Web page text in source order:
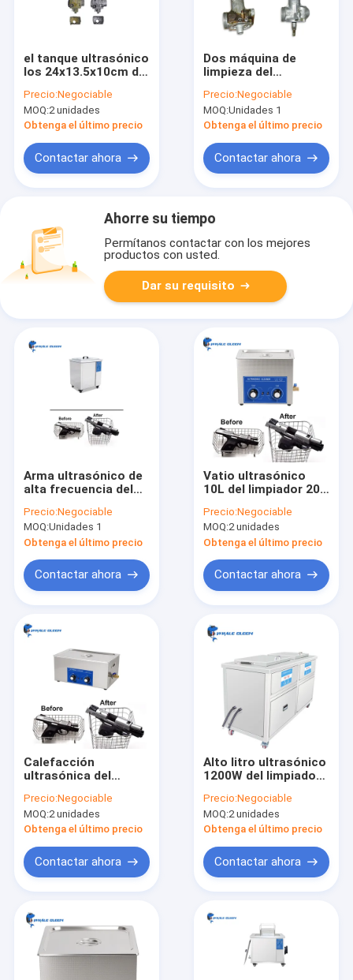
Productos
Demostración de VR
el tanque ultrasónico
los 24x13.5x10cm del
SUS304 del
carburador 3200ml
Precio:Negociable
MOQ:2 unidades
Obtenga el último precio
Contactar ahora
Dos máquina de
limpieza del
tanque del
carburador
ultrasónico del
Precio:Negociable
MOQ:Unidades 1
Obtenga el último precio
Contactar ahora
Ahorre su tiempo
Permítanos contactar con los mejores
productos con usted.
Dar su requisito
Arma ultrasónico de
alta frecuencia del
armas de fuego que
limpia la máquina
ultrasónica
Precio:Negociable
MOQ:Unidades 1
Obtenga el último precio
Contactar ahora
Vatio ultrasónico
10L del limpiador 200
contador de tiempo
mecánico para el
arma de la mano
Precio:Negociable
MOQ:2 unidades
Obtenga el último precio
Contactar ahora
Calefacción
ultrasónica del
400Watt Digitaces de
las piezas del arma
del control análogo
Precio:Negociable
MOQ:2 unidades
Obtenga el último precio
Contactar ahora
Alto litro ultrasónico
1200W del limpiador
quirúrgico de Effiency
con el calentador
Precio:Negociable
MOQ:2 unidades
Obtenga el último precio
Contactar ahora